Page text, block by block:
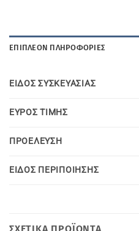
ΕΠΙΠΛΈΟΝ ΠΛΗΡΟΦΟΡΊΕΣ
ΕΙΔΟΣ ΣΥΣΚΕΥΑΣΙΑΣ
ΕΥΡΟΣ ΤΙΜΗΣ
ΠΡΟΕΛΕΥΣΗ
ΕΙΔΟΣ ΠΕΡΙΠΟΙΗΣΗΣ
ΣΧΕΤΙΚΆ ΠΡΟΪΌΝΤΑ